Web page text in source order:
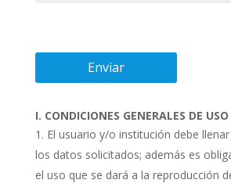
I. CONDICIONES GENERALES DE USO
El usuario y/o institución debe
los datos solicitados; además es
el uso que se dará a la reproducción